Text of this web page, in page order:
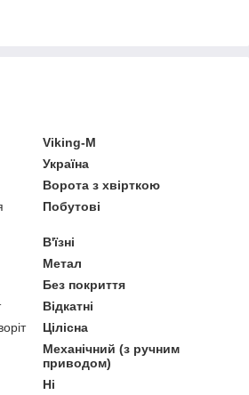
Viking-M
Україна
Ворота з хвірткою
Побутові
В'їзні
Метал
Без покриття
Відкатні
Цілісна
Механічний (з ручним
приводом)
Ні